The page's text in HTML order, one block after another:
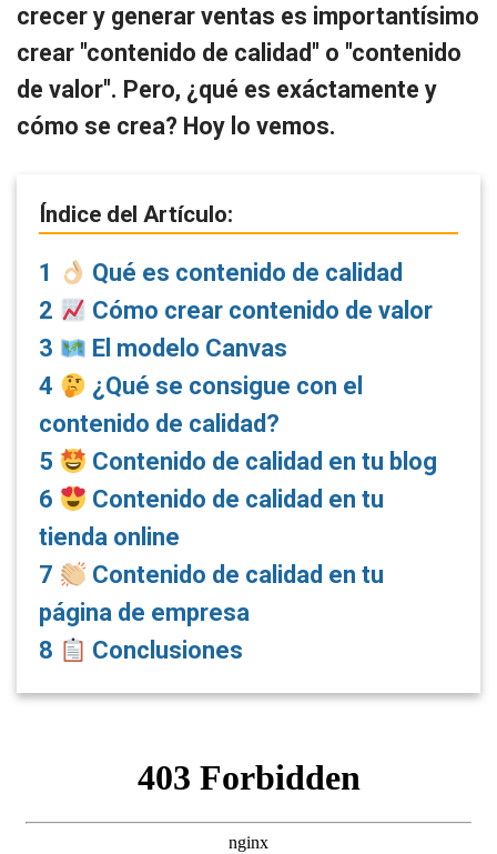
crecer y generar ventas es importantísimo
crear "contenido de calidad" o "contenido
de valor". Pero, ¿qué es exáctamente y
cómo se crea? Hoy lo vemos.
Índice del Artículo:
1
Qué es contenido de calidad
2
Cómo crear contenido de valor
3
El modelo Canvas
4
¿Qué se consigue con el
contenido de calidad?
5
Contenido de calidad en tu blog
6
Contenido de calidad en tu
tienda online
7
Contenido de calidad en tu
página de empresa
8
Conclusiones